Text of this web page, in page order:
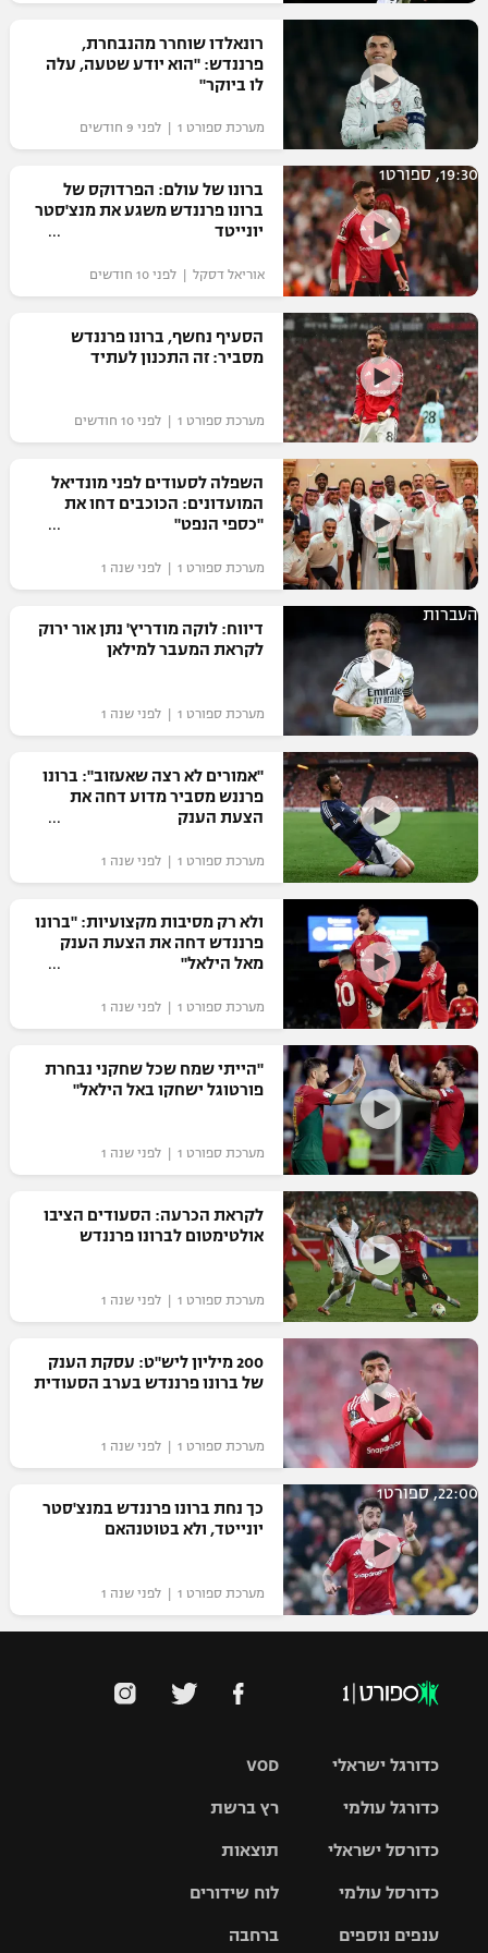
הצטרפות לחבילת הערוצים
לוח דרושים – ג'ובנט
תגיות
המגזין
רונאלדו שוחרר מהנבחרת,
פרננדש: "הוא יודע שטעה, עלה
לו ביוקר"
מערכת ספורט 1 | לפני 9 חודשים
19:30, ספורט1
ברונו של עולם: הפרדוקס של
ברונו פרננדש משגע את מנצ'סטר
יונייטד
אוריאל דסקל | לפני 10 חודשים
הסעיף נחשף, ברונו פרננדש
מסביר: זה התכנון לעתיד
מערכת ספורט 1 | לפני 10 חודשים
השפלה לסעודים לפני מונדיאל
המועדונים: הכוכבים דחו את
"כספי הנפט"
מערכת ספורט 1 | לפני שנה 1
העברות
דיווח: לוקה מודריץ' נתן אור ירוק
לקראת המעבר למילאן
מערכת ספורט 1 | לפני שנה 1
"אמורים לא רצה שאעזוב": ברונו
פרננש מסביר מדוע דחה את
הצעת הענק
מערכת ספורט 1 | לפני שנה 1
ולא רק מסיבות מקצועיות: "ברונו
פרננדש דחה את הצעת הענק
מאל הילאל"
מערכת ספורט 1 | לפני שנה 1
"הייתי שמח שכל שחקני נבחרת
פורטוגל ישחקו באל הילאל"
מערכת ספורט 1 | לפני שנה 1
לקראת הכרעה: הסעודים הציבו
אולטימטום לברונו פרננדש
מערכת ספורט 1 | לפני שנה 1
200 מיליון ליש"ט: עסקת הענק
של ברונו פרננדש בערב הסעודית
מערכת ספורט 1 | לפני שנה 1
22:00, ספורט1
כך נחת ברונו פרננדש במנצ'סטר
יונייטד, ולא בטוטנהאם
מערכת ספורט 1 | לפני שנה 1
VOD
רץ ברשת
תוצאות
לוח שידורים
ברחבה
כדורגל ישראלי
גביע הטוטו
כדורגל עולמי
האלופות
ליגה
כדורסל ישראלי
סל
כדורסל עולמי
ענפים נוספים